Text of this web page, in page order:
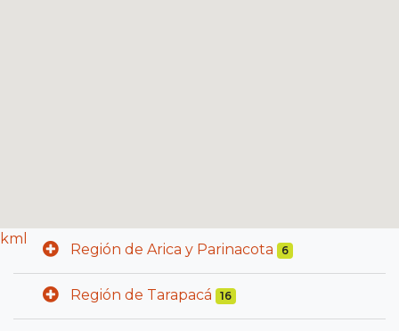
kml
Región de Arica y Parinacota 6
Región de Tarapacá 16